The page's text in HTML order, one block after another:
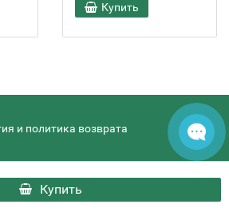
Купить
Купить
и политика возврата
- HQD Thai © 2026